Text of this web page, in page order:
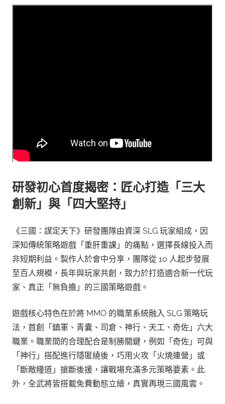
研發初心首度揭密：匠心打造「三大
創新」與「四大堅持」
《三國：謀定天下》研發團隊由資深 SLG 玩家組成，因
深知傳統策略遊戲「重肝重課」的痛點，選擇長線投入而
非短期利益。製作人於會中分享，團隊從 10 人起步發展
至百人規模，長年與玩家共創，致力於打造適合新一代玩
家、真正「無負擔」的三國策略遊戲。
遊戲核心特色在於將 MMO 的職業系統融入 SLG 策略玩
法，首創「鎮軍、青囊、司倉、神行、天工、奇佐」六大
職業。職業間的合理配合是制勝關鍵，例如「奇佐」可與
「神行」搭配進行隱匿繞後，巧用火攻「火燒連營」或
「斷敵糧道」搶斷後援，讓戰場充滿多元策略要素。此
外，全武將皆搭載免費動態立繪，真實再現三國風雲。